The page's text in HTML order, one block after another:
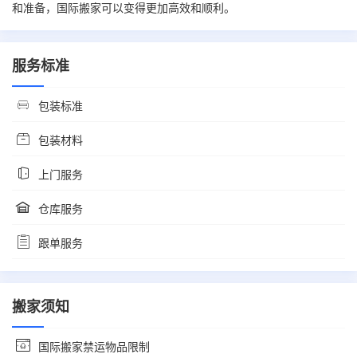
和准备，
国际搬家可以变得更加高效和顺利。
服务标准
包装标准
包装材料
上门服务
仓库服务
跟单服务
搬家须知
国际搬家禁运物品限制